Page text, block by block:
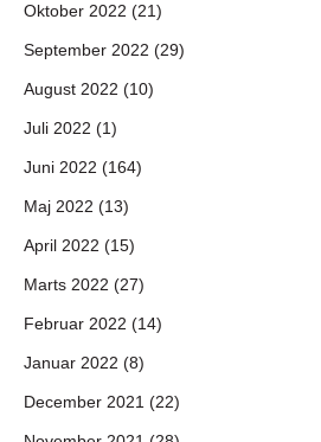
Oktober 2022 (21)
September 2022 (29)
August 2022 (10)
Juli 2022 (1)
Juni 2022 (164)
Maj 2022 (13)
April 2022 (15)
Marts 2022 (27)
Februar 2022 (14)
Januar 2022 (8)
December 2021 (22)